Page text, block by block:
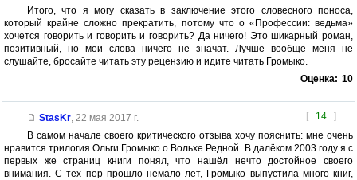
Итого, что я могу сказать в заключение этого словесного поноса,
который крайне сложно прекратить, потому что о «Профессии: ведьма»
хочется говорить и говорить и говорить? Да ничего! Это шикарный роман,
позитивный, но мои слова ничего не значат. Лучше вообще меня не
слушайте, бросайте читать эту рецензию и идите читать Громыко.
Оценка: 10
[ 14 ]
StasKr, 22 мая 2017 г.
В самом начале своего критического отзыва хочу пояснить: мне очень
нравится трилогия Ольги Громыко о Вольхе Редной. В далёком 2003 году я с
первых же страниц книги понял, что нашёл нечто достойное своего
внимания. С тех пор прошло немало лет, Громыко выпустила много книг,